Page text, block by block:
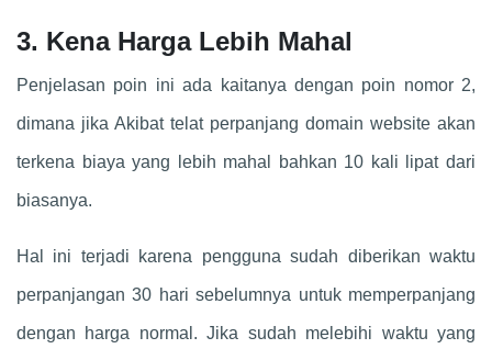
3. Kena Harga Lebih Mahal
Penjelasan poin ini ada kaitanya dengan poin nomor 2,
dimana jika Akibat telat perpanjang domain website akan
terkena biaya yang lebih mahal bahkan 10 kali lipat dari
biasanya.
Hal ini terjadi karena pengguna sudah diberikan waktu
perpanjangan 30 hari sebelumnya untuk memperpanjang
dengan harga normal. Jika sudah melebihi waktu yang